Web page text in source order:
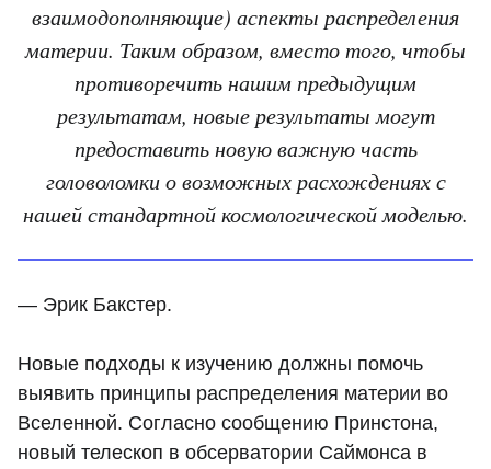
взаимодополняющие) аспекты распределения
материи. Таким образом, вместо того, чтобы
противоречить нашим предыдущим
результатам, новые результаты могут
предоставить новую важную часть
головоломки о возможных расхождениях с
нашей стандартной космологической моделью.
— Эрик Бакстер.
Новые подходы к изучению должны помочь
выявить принципы распределения материи во
Вселенной. Согласно сообщению Принстона,
новый телескоп в обсерватории Саймонса в